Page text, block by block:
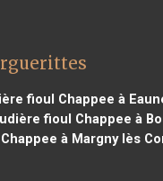
fioul Chappee à
fioul Chappee à
à Margny lès